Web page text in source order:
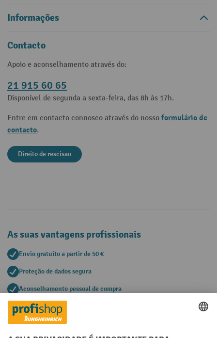
Informações
Contacto
Apoio e aconselhamento através do:
21 915 60 65
Disponível de segunda a sexta-feira, das 8h às 17h.
Entre em contacto connosco através do nosso formulário de
contacto.
Direito de rescisao
As suas vantagens profissionais
Envio gratuito a partir de 50 €
Proteção de dados segura
Aconselhamento pessoal de compra
Métodos de pagamento